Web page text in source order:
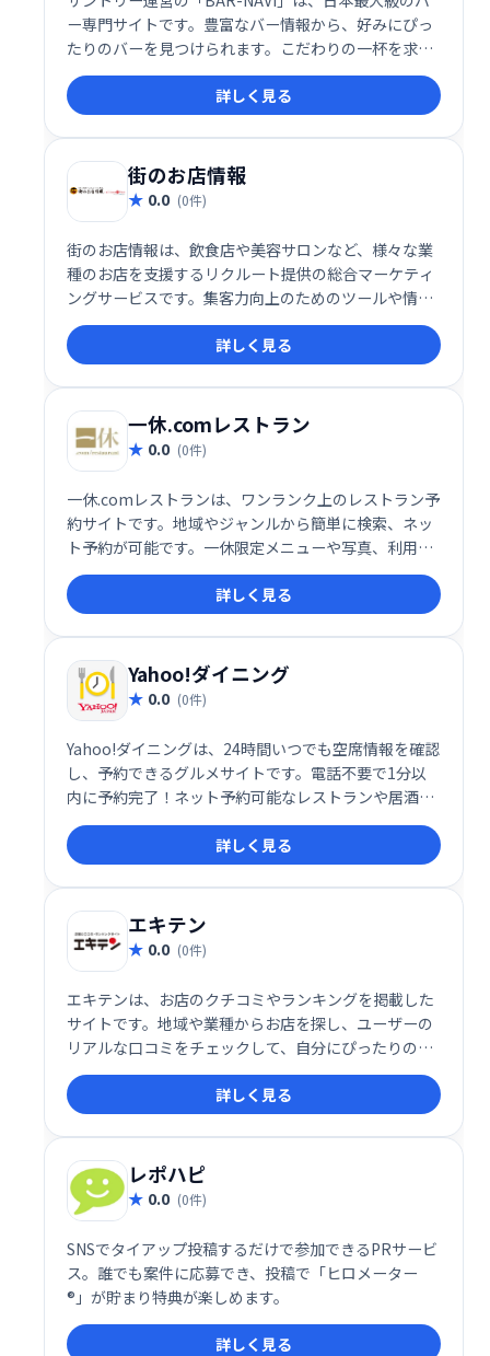
ー専門サイトです。豊富なバー情報から、好みにぴっ
たりのバーを見つけられます。こだわりの一杯を求め
る方、新しい出会いを求める方、様々なニーズに対応
します。あなたに最適なバー選びをサポートします。
詳しく見る
街のお店情報
0.0 (0件)
街のお店情報は、飲食店や美容サロンなど、様々な業
種のお店を支援するリクルート提供の総合マーケティ
ングサービスです。集客力向上のためのツールや情報
を提供し、店舗経営者のビジネス成長をサポートしま
す。
詳しく見る
一休.comレストラン
0.0 (0件)
一休.comレストランは、ワンランク上のレストラン予
約サイトです。地域やジャンルから簡単に検索、ネッ
ト予約が可能です。一休限定メニューや写真、利用者
の口コミなど、充実したレストラン情報で、特別な食
事の計画をサポートします。
詳しく見る
Yahoo!ダイニング
0.0 (0件)
Yahoo!ダイニングは、24時間いつでも空席情報を確認
し、予約できるグルメサイトです。電話不要で1分以
内に予約完了！ネット予約可能なレストランや居酒屋
のリアルタイムな空席状況を簡単にチェックできま
す。お好みのレストランをスムーズに探して、快適な
食事をお楽しみください。
詳しく見る
エキテン
0.0 (0件)
エキテンは、お店のクチコミやランキングを掲載した
サイトです。地域や業種からお店を探し、ユーザーの
リアルな口コミをチェックして、自分にぴったりのお
店を見つけられます。豊富な情報と便利な検索機能
で、お出かけや買い物の前にぜひ活用ください。
詳しく見る
レポハピ
0.0 (0件)
SNSでタイアップ投稿するだけで参加できるPRサービ
ス。誰でも案件に応募でき、投稿で「ヒロメーター
®」が貯まり特典が楽しめます。
詳しく見る